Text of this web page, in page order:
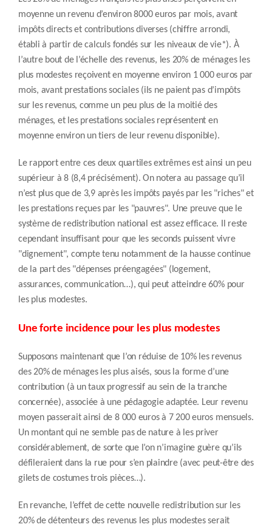
moyenne un revenu d’environ 8000 euros par mois, avant
impôts directs et contributions diverses (chiffre arrondi,
établi à partir de calculs fondés sur les niveaux de vie*). À
l’autre bout de l’échelle des revenus, les 20% de ménages les
plus modestes reçoivent en moyenne environ 1 000 euros par
mois, avant prestations sociales (ils ne paient pas d’impôts
sur les revenus, comme un peu plus de la moitié des
ménages, et les prestations sociales représentent en
moyenne environ un tiers de leur revenu disponible).
Le rapport entre ces deux quartiles extrêmes est ainsi un peu
supérieur à 8 (8,4 précisément). On notera au passage qu’il
n’est plus que de 3,9 après les impôts payés par les "riches" et
les prestations reçues par les "pauvres". Une preuve que le
système de redistribution national est assez efficace. Il reste
cependant insuffisant pour que les seconds puissent vivre
"dignement", compte tenu notamment de la hausse continue
de la part des "dépenses préengagées" (logement,
assurances, communication…), qui peut atteindre 60% pour
les plus modestes.
Une forte incidence pour les plus modestes
Supposons maintenant que l’on réduise de 10% les revenus
des 20% de ménages les plus aisés, sous la forme d’une
contribution (à un taux progressif au sein de la tranche
concernée), associée à une pédagogie adaptée. Leur revenu
moyen passerait ainsi de 8 000 euros à 7 200 euros mensuels.
Un montant qui ne semble pas de nature à les priver
considérablement, de sorte que l’on n’imagine guère qu’ils
défileraient dans la rue pour s’en plaindre (avec peut-être des
gilets de costumes trois pièces…).
En revanche, l’effet de cette nouvelle redistribution sur les
20% de détenteurs des revenus les plus modestes serait